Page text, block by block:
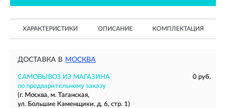
ХАРАКТЕРИСТИКИ ОПИСАНИЕ КОМПЛЕКТАЦИЯ
ДОСТАВКА В МОСКВА
САМОВЫВОЗ ИЗ МАГАЗИНА
0 руб.
по предварительному заказу
(г. Москва, м. Таганская,
ул. Большие Каменщики, д. 6, стр. 1)